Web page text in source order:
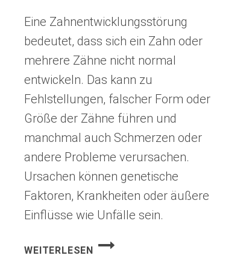
Eine Zahnentwicklungsstörung
bedeutet, dass sich ein Zahn oder
mehrere Zähne nicht normal
entwickeln. Das kann zu
Fehlstellungen, falscher Form oder
Größe der Zähne führen und
manchmal auch Schmerzen oder
andere Probleme verursachen.
Ursachen können genetische
Faktoren, Krankheiten oder äußere
Einflüsse wie Unfälle sein.
WEITERLESEN
ZAHNENTWICKLUNGSSTÖRUNG